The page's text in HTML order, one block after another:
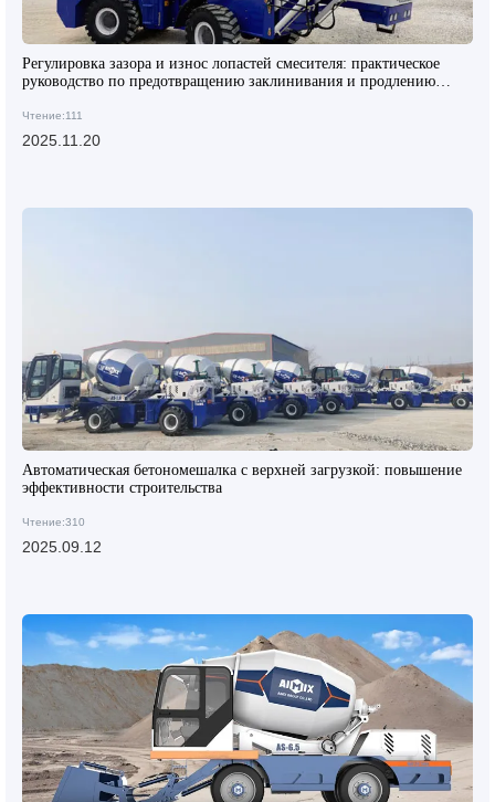
Регулировка зазора и износ лопастей смесителя: практическое
руководство по предотвращению заклинивания и продлению
Чтение:111
2025.11.20
Автоматическая бетономешалка с верхней загрузкой: повышение
эффективности строительства
Чтение:310
2025.09.12